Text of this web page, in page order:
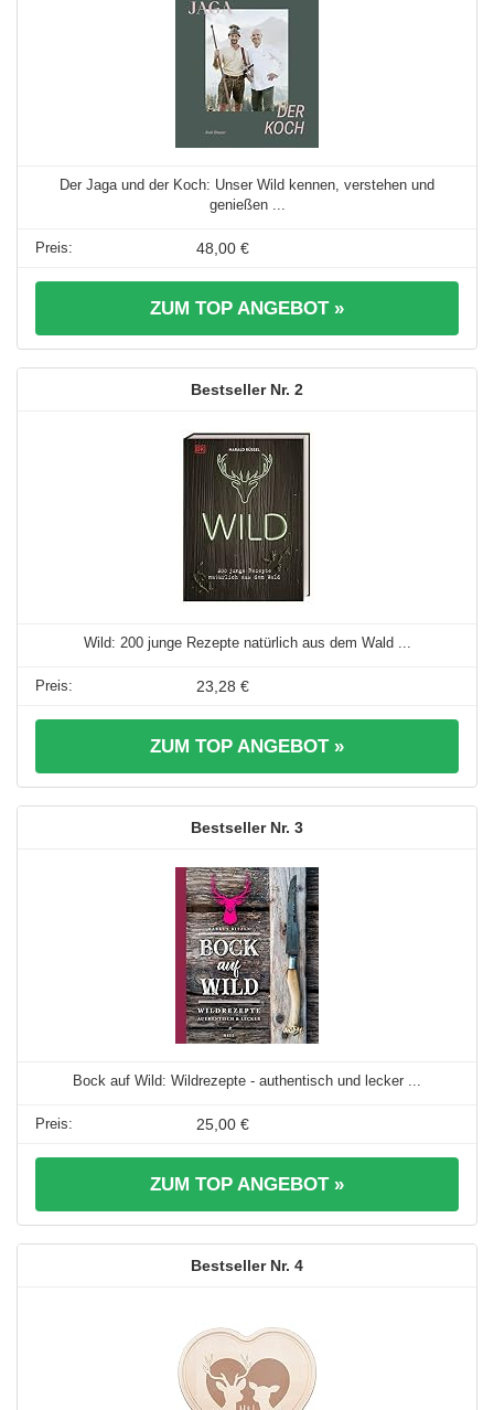
Der Jaga und der Koch: Unser Wild kennen, verstehen und
genießen ...
48,00 €
ZUM TOP ANGEBOT »
2
Wild: 200 junge Rezepte natürlich aus dem Wald ...
23,28 €
ZUM TOP ANGEBOT »
3
Bock auf Wild: Wildrezepte - authentisch und lecker ...
25,00 €
ZUM TOP ANGEBOT »
4